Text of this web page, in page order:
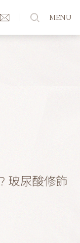
MENU
玻尿酸修飾